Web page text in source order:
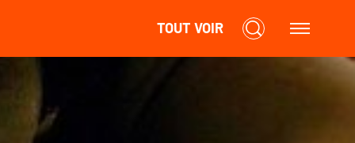
TOUT VOIR